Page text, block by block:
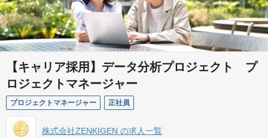
【キャリア採用】データ分析プロジェクト プ
ロジェクトマネージャー
プロジェクトマネージャー 正社員
株式会社ZENKIGEN の求人一覧